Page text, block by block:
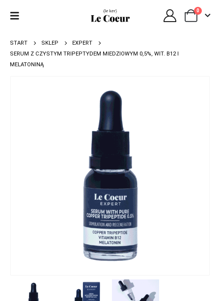
0
START SKLEP
EXPERT
SERUM Z CZYSTYM TRIPEPTYDEM MIEDZIOWYM 0,5%, WIT. B12 I
MELATONINĄ